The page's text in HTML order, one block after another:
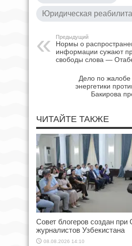
Юридическая
Предыдущий
Нормы о
информации сужают
свободы слова —
Дело по жалобе
энергетики
Бакирова
ЧИТАЙТЕ ТАКЖЕ
Совет блогеров создан при
журналистов Узбекистана
08.08.2026 14:10